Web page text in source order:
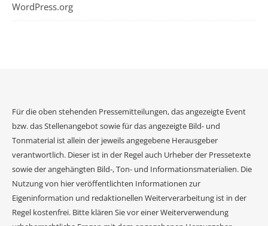
WordPress.org
Für die oben stehenden Pressemitteilungen, das angezeigte Event
bzw. das Stellenangebot sowie für das angezeigte Bild- und
Tonmaterial ist allein der jeweils angegebene Herausgeber
verantwortlich. Dieser ist in der Regel auch Urheber der Pressetexte
sowie der angehängten Bild-, Ton- und Informationsmaterialien. Die
Nutzung von hier veröffentlichten Informationen zur
Eigeninformation und redaktionellen Weiterverarbeitung ist in der
Regel kostenfrei. Bitte klären Sie vor einer Weiterverwendung